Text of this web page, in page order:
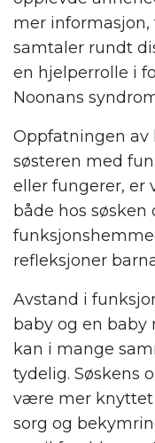
mer
samtaler rundt
en hjelperrolle i
Noonans
Oppfatningen av
søsteren med
eller fungerer, er
både hos søsken
refleksjoner
Avstand i
baby og en baby
kan i mange
tydelig. Søskens
være mer knyttet
sorg og